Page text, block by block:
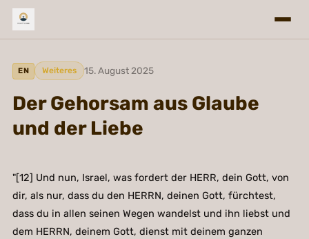
EN Weiteres 15. August 2025
Der Gehorsam aus Glaube
und der Liebe
"[12] Und nun, Israel, was fordert der HERR, dein Gott, von
dir, als nur, dass du den HERRN, deinen Gott, fürchtest,
dass du in allen seinen Wegen wandelst und ihn liebst und
dem HERRN, deinem Gott, dienst mit deinem ganzen